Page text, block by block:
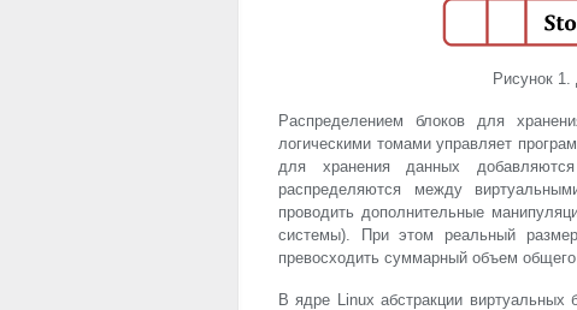
Рисунок
Распределением блоков для
логическими томами управляет
для хранения данных
распределяются между
проводить дополнительные
системы). При этом реальный
превосходить суммарный объем
В ядре Linux абстракции